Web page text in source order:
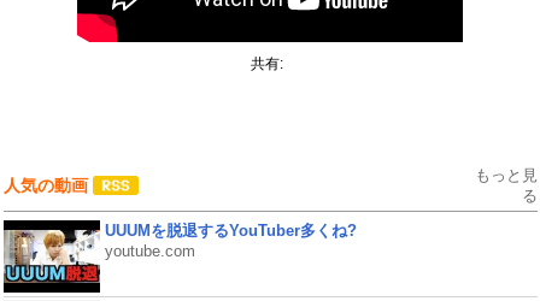
共有:
人気の動画
もっと見
る
UUUMを脱退するYouTuber多くね?
youtube.com